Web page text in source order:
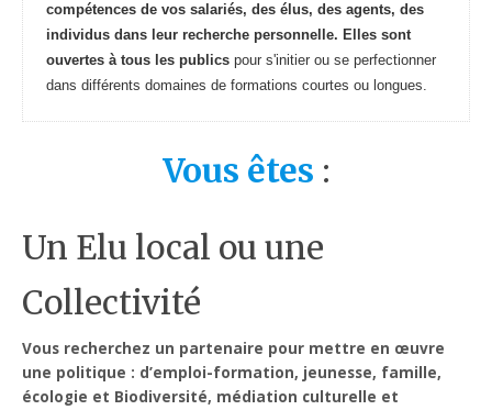
compétences de vos salariés, des élus, des agents, des
individus dans leur recherche personnelle. Elles sont
ouvertes à tous les publics pour s'initier ou se perfectionner
dans différents domaines de formations courtes ou longues.
Vous êtes :
Un Elu local ou une
Collectivité
Vous recherchez un partenaire pour mettre en œuvre
une politique : d’emploi-formation, jeunesse, famille,
écologie et Biodiversité, médiation culturelle et